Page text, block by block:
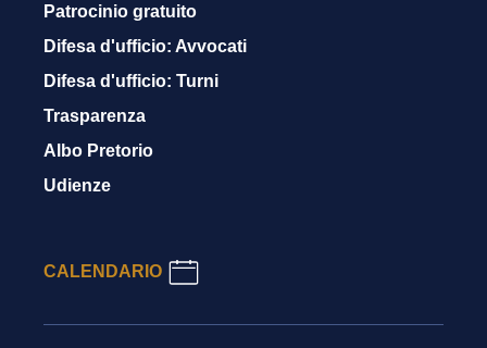
Patrocinio gratuito
Difesa d'ufficio: Avvocati
Difesa d'ufficio: Turni
Trasparenza
Albo Pretorio
Udienze
CALENDARIO